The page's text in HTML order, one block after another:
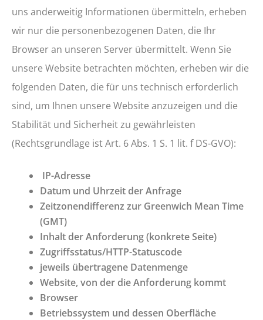
uns anderweitig Informationen übermitteln, erheben
wir nur die personenbezogenen Daten, die Ihr
Browser an unseren Server übermittelt. Wenn Sie
unsere Website betrachten möchten, erheben wir die
folgenden Daten, die für uns technisch erforderlich
sind, um Ihnen unsere Website anzuzeigen und die
Stabilität und Sicherheit zu gewährleisten
(Rechtsgrundlage ist Art. 6 Abs. 1 S. 1 lit. f DS-GVO):
IP-Adresse
Datum und Uhrzeit der Anfrage
Zeitzonendifferenz zur Greenwich Mean Time
(GMT)
Inhalt der Anforderung (konkrete Seite)
Zugriffsstatus/HTTP-Statuscode
jeweils übertragene Datenmenge
Website, von der die Anforderung kommt
Browser
Betriebssystem und dessen Oberfläche